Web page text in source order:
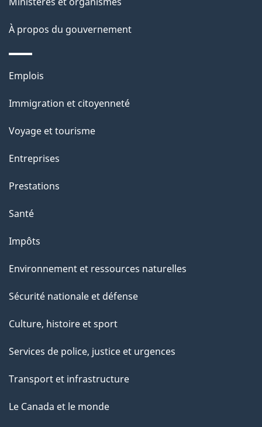
p
a
À propos du gouvernement
Thèmes
sujets
Emplois
Immigration et citoyenneté
Voyage et tourisme
Entreprises
Prestations
Santé
Impôts
Environnement et ressources naturelles
Sécurité nationale et défense
Culture, histoire et sport
Services de police, justice et urgences
Transport et infrastructure
Le Canada et le monde